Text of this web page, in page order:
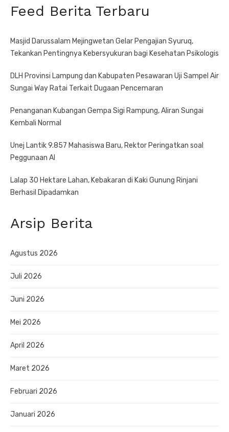
Feed Berita Terbaru
Masjid Darussalam Mejingwetan Gelar Pengajian Syuruq,
Tekankan Pentingnya Kebersyukuran bagi Kesehatan Psikologis
DLH Provinsi Lampung dan Kabupaten Pesawaran Uji Sampel Air
Sungai Way Ratai Terkait Dugaan Pencemaran
Penanganan Kubangan Gempa Sigi Rampung, Aliran Sungai
Kembali Normal
Unej Lantik 9.857 Mahasiswa Baru, Rektor Peringatkan soal
Peggunaan AI
Lalap 30 Hektare Lahan, Kebakaran di Kaki Gunung Rinjani
Berhasil Dipadamkan
Arsip Berita
Agustus 2026
Juli 2026
Juni 2026
Mei 2026
April 2026
Maret 2026
Februari 2026
Januari 2026